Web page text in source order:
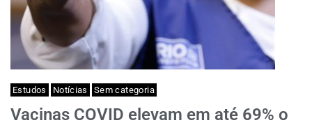
Estudos Notícias Sem categoria
Vacinas COVID elevam em até 69% o